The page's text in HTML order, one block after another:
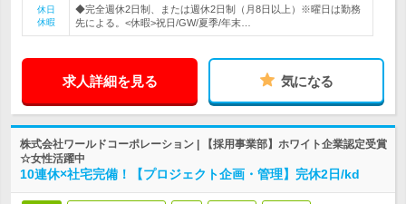
休日
休暇
◆完全週休2日制、または週休2日制（月8日以上）※曜日は勤務
先による。<休暇>祝日/GW/夏季/年末…
求人詳細を見る 気になる
株式会社ワールドコーポレーション | 【採用事業部】ホワイト企業認定受賞
☆女性活躍中
10連休×社宅完備！【プロジェクト企画・管理】完休2日/kd